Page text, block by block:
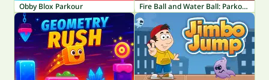
Obby Blox Parkour Fire Ball and Water Ball: Parkour Love Balls